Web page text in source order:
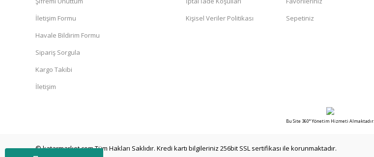
İletişim Formu
Havale Bildirim Formu
Sipariş Sorgula
Kargo Takibi
İletişim
Kişisel Veriler Politikası
Sepetiniz
Bu Site 360° Yönetim Hizmeti Almaktadır.
© katarmarket.com Tüm Hakları Saklıdır. Kredi kartı bilgileriniz 256bit SSL sertifikası ile korunmaktadır.